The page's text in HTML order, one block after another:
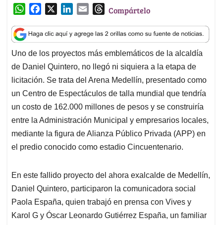
W
a
t
s
A
p
p
c
e
b
o
o
k
n
k
e
d
I
n
a
i
l
T
r
e
a
d
s
Compártelo
Uno de los proyectos más emblemáticos de la alcaldía
de Daniel Quintero, no llegó ni siquiera a la etapa de
licitación. Se trata del Arena Medellín, presentado como
un Centro de Espectáculos de talla mundial que tendría
un costo de 162.000 millones de pesos y se construiría
entre la Administración Municipal y empresarios locales,
mediante la figura de Alianza Público Privada (APP) en
el predio conocido como estadio Cincuentenario.
En este fallido proyecto del ahora exalcalde de Medellín,
Daniel Quintero, participaron la comunicadora social
Paola España, quien trabajó en prensa con Vives y
Karol G y Óscar Leonardo Gutiérrez España, un familiar